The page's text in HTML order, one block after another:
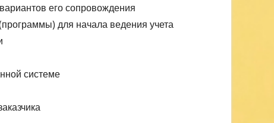
его сопровождения
для начала ведения учета
системе